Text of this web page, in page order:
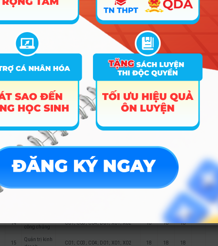
6
Anh
C00; D01; D03; D04; D06; D11;
D14; D15; D43; D44; D45; D53;
D54; D55; D63; D64; D65; DD2;
DH1; DH3; DH5; X01
18 18 18
7
Ngôn ngữ
C00; D01; D03; D04; D06; D11;
D14; D15; D43; D44; D45; D53;
D54; D55; D63; D64; D65; DD2;
DH1; DH3; DH5; X01
18 18 18
Nhật
C00; D01; D03; D04; D06; D11;
D14; D15; D43; D44; D45; D53;
D54; D55; D63; D64; D65; DD2;
DH1; DH3; DH5; X01
Hàn Quốc
C00; D01; D03; D04; D06; D11;
D14; D15; D43; D44; D45; D53;
D54; D55; D63; D64; D65; DD2;
Kinh tế quốc
18
11 Kinh tế số C01; C03; C04; D01; X01; X02 18
14
công chúng
C01; C03; C04; D01; X01; X02 18 18 18
15
Quản trị kinh
C01; C03; C04; D01; X01; X02 18 18 18